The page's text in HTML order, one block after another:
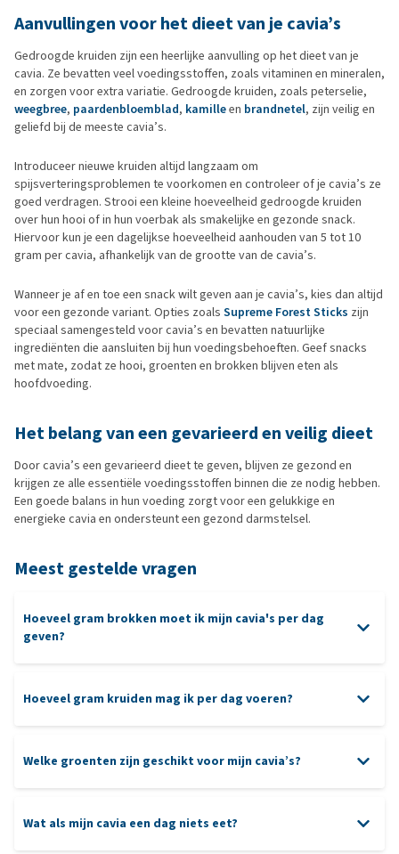
Aanvullingen voor het dieet van je cavia’s
Gedroogde kruiden zijn een heerlijke aanvulling op het dieet van je
cavia. Ze bevatten veel voedingsstoffen, zoals vitaminen en mineralen,
en zorgen voor extra variatie. Gedroogde kruiden, zoals peterselie,
weegbree, paardenbloemblad, kamilleen brandnetel, zijn veilig en
geliefd bij de meeste cavia’s.
Introduceer nieuwe kruiden altijd langzaam om
spijsverteringsproblemen te voorkomen en controleer of je cavia’s ze
goed verdragen. Strooi een kleine hoeveelheid gedroogde kruiden
over hun hooi of in hun voerbak als smakelijke en gezonde snack.
Hiervoor kun je een dagelijkse hoeveelheid aanhouden van 5 tot 10
gram per cavia, afhankelijk van de grootte van de cavia’s.
Wanneer je af en toe een snack wilt geven aan je cavia’s, kies dan altijd
voor een gezonde variant. Opties zoals Supreme Forest Sticks zijn
speciaal samengesteld voor cavia’s en bevatten natuurlijke
ingrediënten die aansluiten bij hun voedingsbehoeften. Geef snacks
met mate, zodat ze hooi, groenten en brokken blijven eten als
hoofdvoeding.
Het belang van een gevarieerd en veilig dieet
Door cavia’s een gevarieerd dieet te geven, blijven ze gezond en
krijgen ze alle essentiële voedingsstoffen binnen die ze nodig hebben.
Een goede balans in hun voeding zorgt voor een gelukkige en
energieke cavia en ondersteunt een gezond darmstelsel.
Meest gestelde vragen
Hoeveel gram brokken moet ik mijn cavia's per dag
geven?
Hoeveel gram kruiden mag ik per dag voeren?
Welke groenten zijn geschikt voor mijn cavia’s?
Wat als mijn cavia een dag niets eet?